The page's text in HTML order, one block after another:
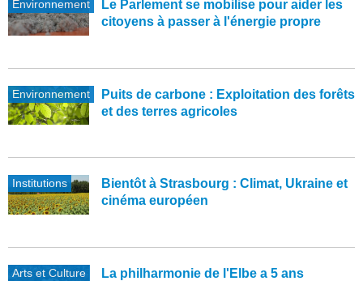
Environnement
Le Parlement se mobilise pour aider les
citoyens à passer à l'énergie propre
Environnement
Puits de carbone : Exploitation des forêts
et des terres agricoles
Institutions
Bientôt à Strasbourg : Climat, Ukraine et
cinéma européen
Arts et Culture La philharmonie de l'Elbe a 5 ans